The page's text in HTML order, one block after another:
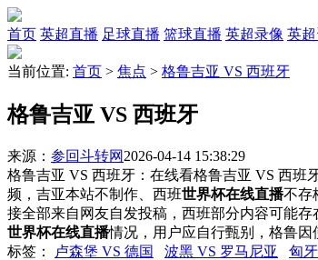
首页 英超直播 足球直播 篮球直播 英超录像 英
当前位置: 首页 > 焦点 > 格鲁吉亚 VS 西班牙
格鲁吉亚 VS 西班牙
来源： 参回斗转网 2026-04-14 15:38:29
格鲁吉亚 VS 西班牙：在线看格鲁吉亚 VS 西班
频，吉亚本站不制作、西班世界杯在线直播不存
接全部来自网友自发投稿，西班部分内容可能
世界杯在线直播情况，用户应自行甄别，格鲁
标签 ： 卢森堡 VS 德国 波黑 VS 罗马尼亚 匈